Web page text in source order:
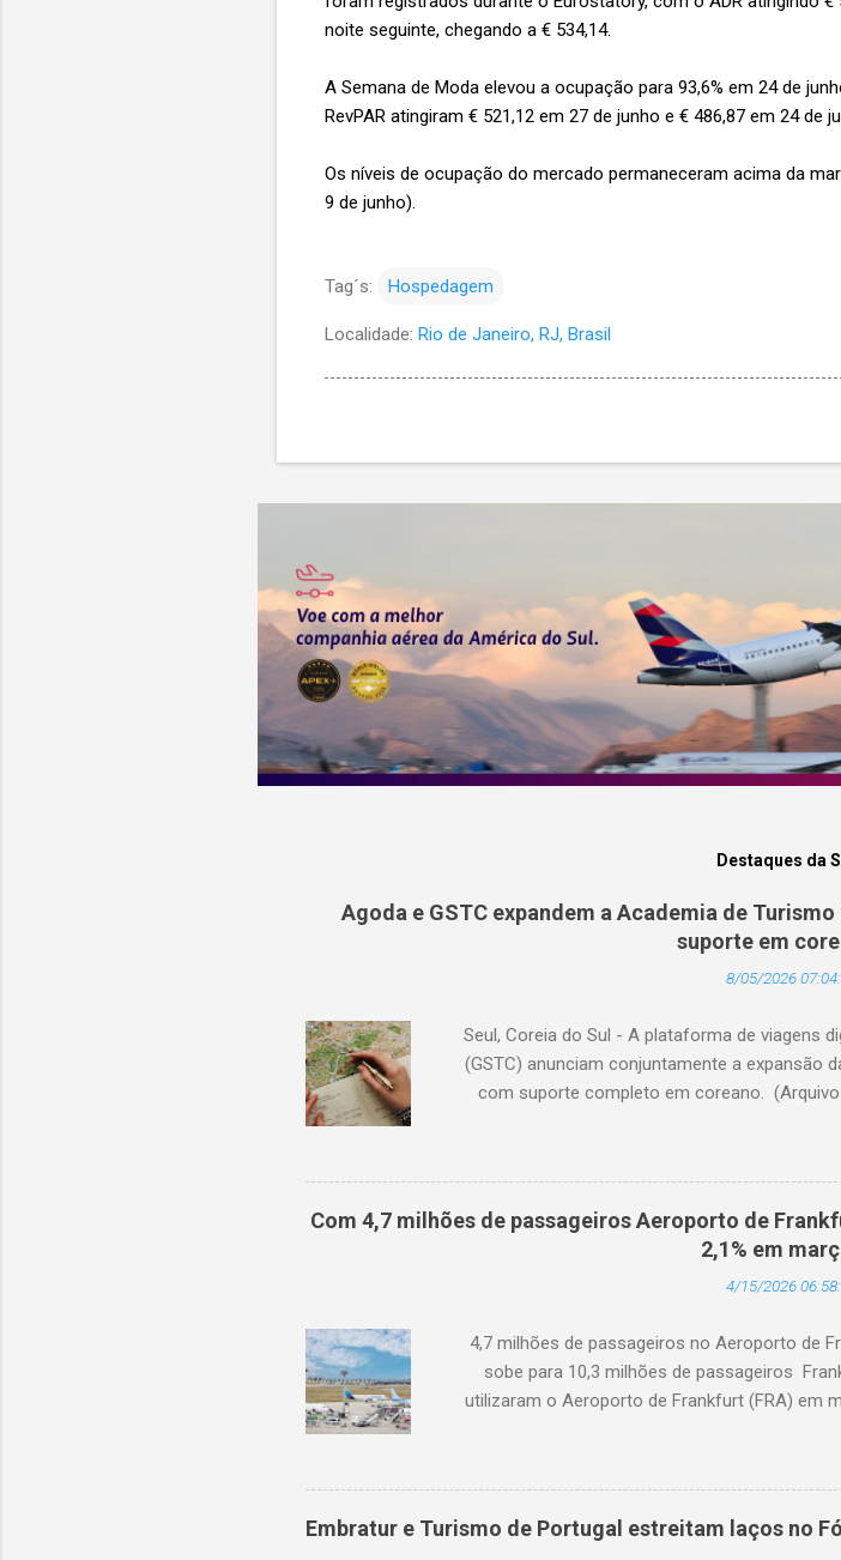
noite seguinte, chegando a € 534,14.
A Semana de Moda elevou a ocupação para 93,6% em 24 de
RevPAR atingiram € 521,12 em 27 de junho e € 486,87 em 24 de
Os níveis de ocupação do mercado permaneceram acima da
9 de junho).
Tag´s: Hospedagem
Localidade: Rio de Janeiro, RJ, Brasil
Destaques da
Agoda e GSTC expandem a Academia de
suporte em
8/05/2026
Seul, Coreia do Sul - A plataforma de viagens
(GSTC) anunciam conjuntamente a expansão
com suporte completo em coreano.
continuidade à sua missão de apoiar
conhecimento prático sobre turismo mais
lançamento, há um ano, a Academia de
profissionais da hotelaria que buscam
disponibilidade agora em coreano, a
diversificado setor hoteleiro da Coreia do Sul.
Com 4,7 milhões de passageiros Aeroporto de
2,1% em
4/15/2026
4,7 milhões de passageiros no Aeroporto de
sobe para 10,3 milhões de passageiros
utilizaram o Aeroporto de Frankfurt (FRA) em
conjuntura geopolítica. Cerca de 100 mil
ocorreram em meados de março. As
de 68,6% no tráfego com destino ao Oriente
compensada por um forte crescimento para
Embratur e Turismo de Portugal estreitam laços no